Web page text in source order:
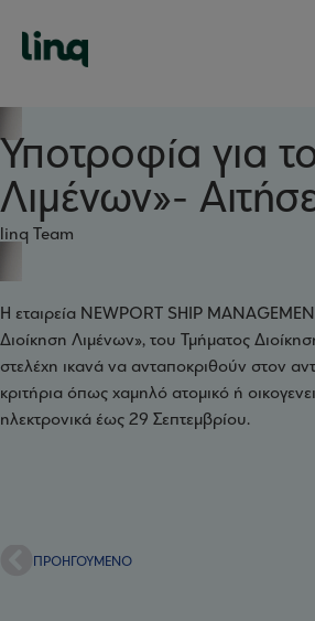
Υποτροφία για
Λιμένων»-
linq Team
Η εταιρεία NEWPORT SHIP
Διοίκηση Λιμένων», του Τμήματος
στελέχη ικανά να ανταποκριθούν στον
κριτήρια όπως χαμηλό ατομικό ή
ηλεκτρονικά έως 29 Σεπτεμβρίου.
ΠΡΟΗΓΟΎΜΕΝΟ